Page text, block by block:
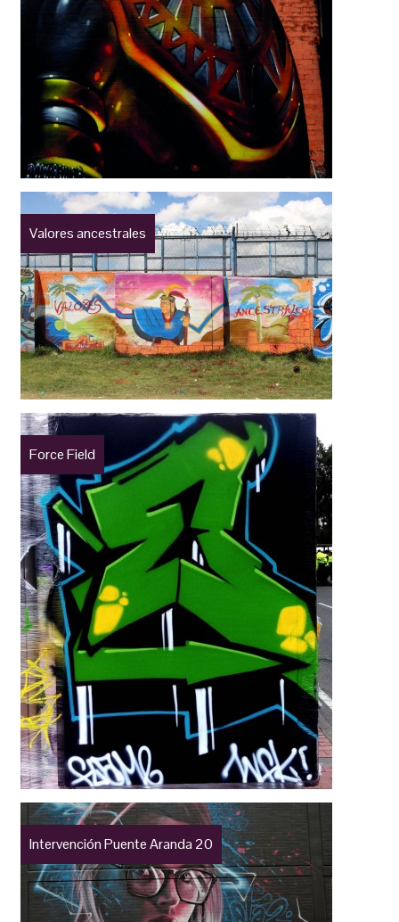
Valores ancestrales
Force Field
Intervención Puente Aranda 20